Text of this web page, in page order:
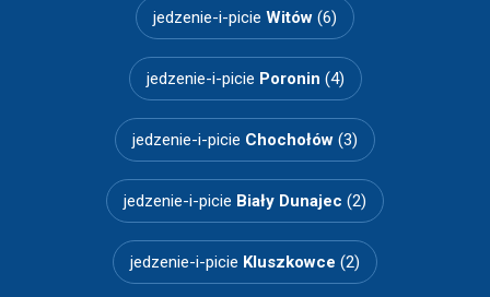
jedzenie-i-picie Witów (6)
jedzenie-i-picie Poronin (4)
jedzenie-i-picie Chochołów (3)
jedzenie-i-picie Biały Dunajec (2)
jedzenie-i-picie Kluszkowce (2)